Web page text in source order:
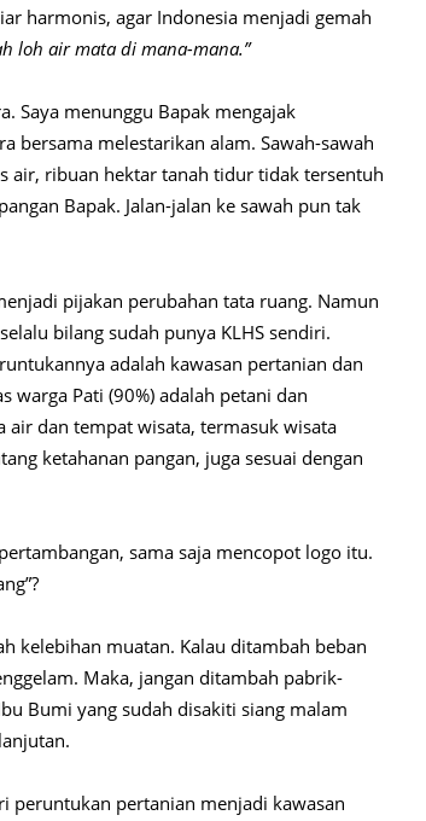
harmonis, agar Indonesia menjadi gemah
loh air mata di mana-mana.”
Saya menunggu Bapak mengajak
bersama melestarikan alam. Sawah-sawah
air, ribuan hektar tanah tidur tidak tersentuh
Bapak. Jalan-jalan ke sawah pun tak
pijakan perubahan tata ruang. Namun
bilang sudah punya KLHS sendiri.
adalah kawasan pertanian dan
warga Pati (90%) adalah petani dan
air dan tempat wisata, termasuk wisata
ketahanan pangan, juga sesuai dengan
sama saja mencopot logo itu.
kelebihan muatan. Kalau ditambah beban
Maka, jangan ditambah pabrik-
Bumi yang sudah disakiti siang malam
peruntukan pertanian menjadi kawasan